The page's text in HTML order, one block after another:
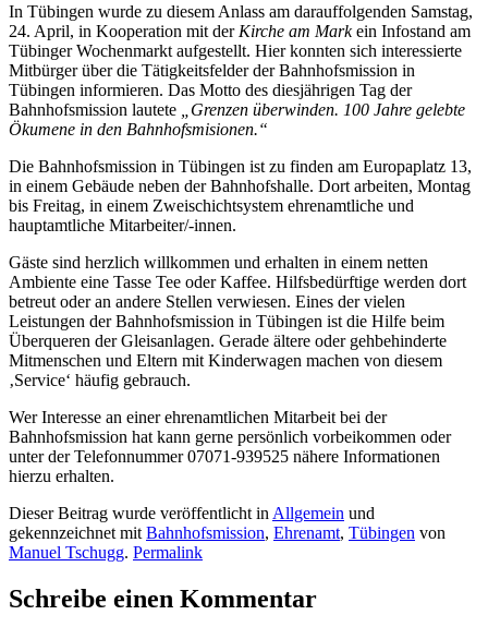
In Tübingen wurde zu diesem Anlass am darauffolgenden Samstag,
24. April, in Kooperation mit der Kirche am Markein Infostand am
Tübinger Wochenmarkt aufgestellt. Hier konnten sich interessierte
Mitbürger über die Tätigkeitsfelder der Bahnhofsmission in
Tübingen informieren. Das Motto des diesjährigen Tag der
Bahnhofsmission lautete
„Grenzen überwinden. 100 Jahre gelebte
Ökumene in den Bahnhofsmisionen.“
Die Bahnhofsmission in Tübingen ist zu finden am Europaplatz 13,
in einem Gebäude neben der Bahnhofshalle. Dort arbeiten, Montag
bis Freitag, in einem Zweischichtsystem ehrenamtliche und
hauptamtliche Mitarbeiter/-innen.
Gäste sind herzlich willkommen und erhalten in einem netten
Ambiente eine Tasse Tee oder Kaffee. Hilfsbedürftige werden dort
betreut oder an andere Stellen verwiesen. Eines der vielen
Leistungen der Bahnhofsmission in Tübingen ist die Hilfe beim
Überqueren der Gleisanlagen. Gerade ältere oder gehbehinderte
Mitmenschen und Eltern mit Kinderwagen machen von diesem
‚Service‘ häufig gebrauch.
Wer Interesse an einer ehrenamtlichen Mitarbeit bei der
Bahnhofsmission hat kann gerne persönlich vorbeikommen oder
unter der Telefonnummer 07071-939525 nähere Informationen
hierzu erhalten.
Dieser Beitrag wurde veröffentlicht in Allgemein und
gekennzeichnet mit Bahnhofsmission, Ehrenamt, Tübingen von
Manuel Tschugg. Permalink
Schreibe einen Kommentar